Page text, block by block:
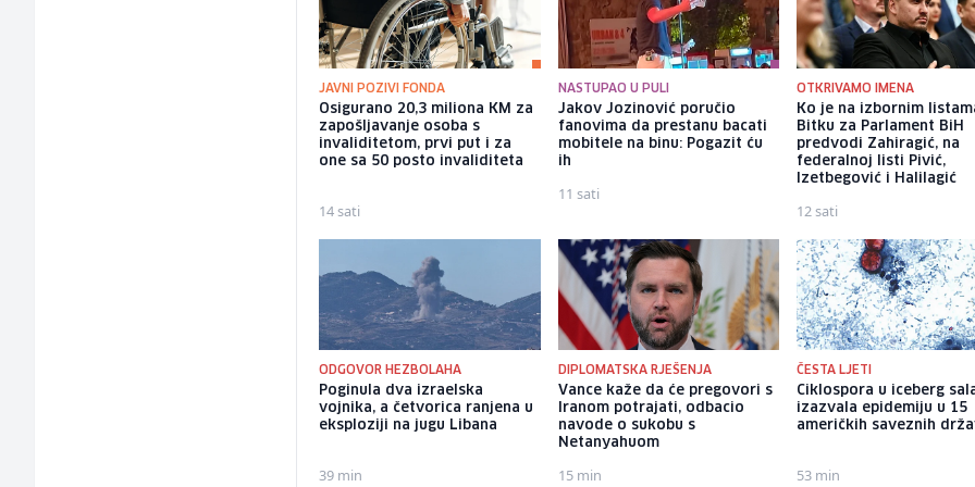
JAVNI POZIVI FONDA
Osigurano 20,3 miliona KM za
zapošljavanje osoba s
invaliditetom, prvi put i za
one sa 50 posto invaliditeta
14 sati
NASTUPAO U PULI
Jakov Jozinović poručio
fanovima da prestanu bacati
mobitele na binu: Pogazit ću
ih
11 sati
OTKRIVAMO IMENA
Ko je na izbornim
Bitku za Parlament BiH
predvodi Zahiragić, na
federalnoj listi Pivić,
Izetbegović i Halilagić
12 sati
ODGOVOR HEZBOLAHA
Poginula dva izraelska
vojnika, a četvorica ranjena u
eksploziji na jugu Libana
39 min
DIPLOMATSKA RJEŠENJA
Vance kaže da će pregovori s
Iranom potrajati, odbacio
navode o sukobu s
Netanyahuom
15 min
ČESTA LJETI
Ciklospora u iceberg
izazvala epidemiju u 15
američkih saveznih
53 min